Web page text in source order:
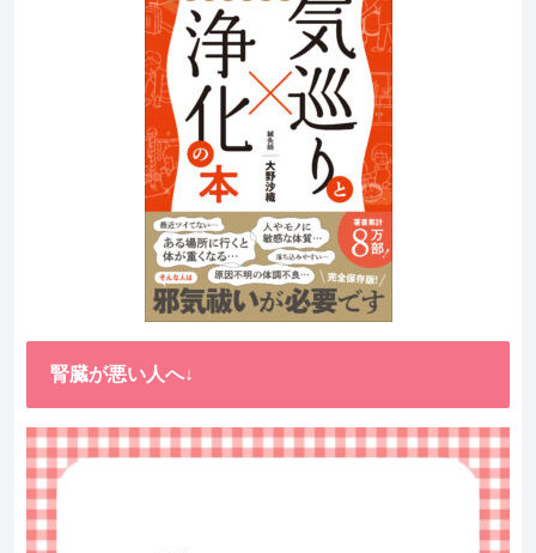
腎臓が悪い人へ↓